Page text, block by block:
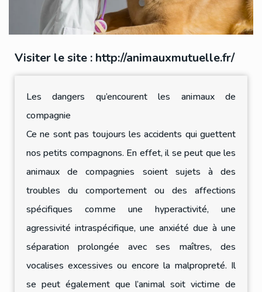
Visiter le site : http://animauxmutuelle.fr/
Les dangers qu’encourent les animaux de
compagnie
Ce ne sont pas toujours les accidents qui guettent
nos petits compagnons. En effet, il se peut que les
animaux de compagnies soient sujets à des
troubles du comportement ou des affections
spécifiques comme une hyperactivité, une
agressivité intraspécifique, une anxiété due à une
séparation prolongée avec ses maîtres, des
vocalises excessives ou encore la malpropreté. Il
se peut également que l’animal soit victime de